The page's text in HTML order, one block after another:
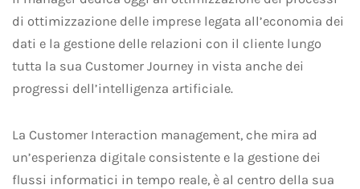
di ottimizzazione delle imprese legata all’economia dei
dati e la gestione delle relazioni con il cliente lungo
tutta la sua Customer Journey in vista anche dei
progressi dell’intelligenza artificiale.
La Customer Interaction management, che mira ad
un’esperienza digitale consistente e la gestione dei
flussi informatici in tempo reale, è al centro della sua